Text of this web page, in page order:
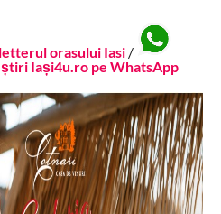
orasului Iasi /
Iași4u.ro pe WhatsApp